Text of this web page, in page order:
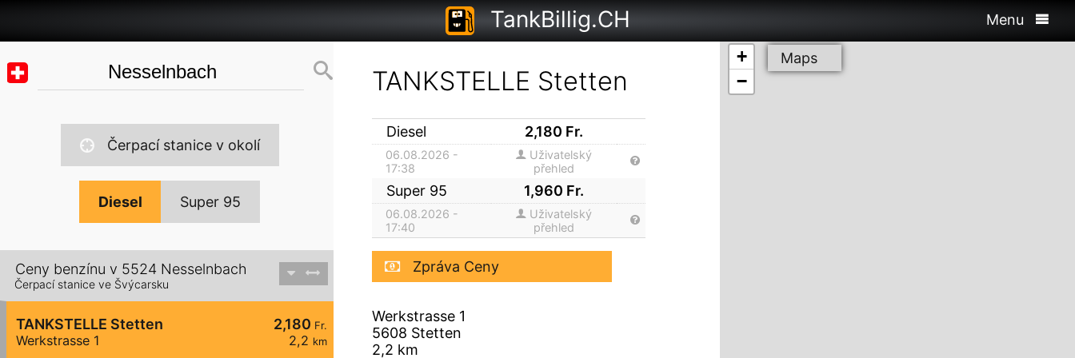
TankBillig.CH Menu
Čerpací stanice v okolí
Diesel Super 95
Ceny benzínu v 5524 Nesselnbach
Čerpací stanice ve Švýcarsku
2,180 Fr.
2,2 km
TANKSTELLE Stetten
Werkstrasse 1
TANKSTELLE Stetten
Diesel 2,180 Fr.
06.08.2026 -
17:38
Uživatelský
přehled
Super 95 1,960 Fr.
06.08.2026 -
17:40
Uživatelský
přehled
Zpráva Ceny
Werkstrasse 1
5608 Stetten
2,2 km
+
−
Maps